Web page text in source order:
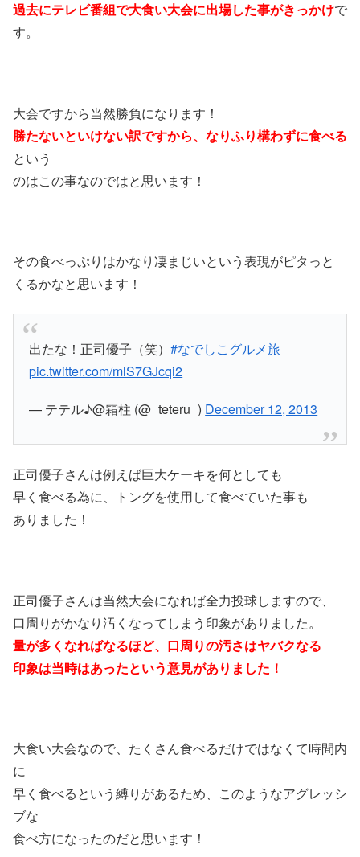
過去にテレビ番組で大食い大会に出場した事がきっかけで
す。
大会ですから当然勝負になります！
勝たないといけない訳ですから、なりふり構わずに食べる
という
のはこの事なのではと思います！
その食べっぷりはかなり凄まじいという表現がピタっと
くるかなと思います！
出たな！正司優子（笑）#なでしこグルメ旅
pic.twitter.com/mlS7GJcqi2
— テテル♪@霜柱 (@_teteru_) December 12, 2013
正司優子さんは例えば巨大ケーキを何としても
早く食べる為に、トングを使用して食べていた事も
ありました！
正司優子さんは当然大会になれば全力投球しますので、
口周りがかなり汚くなってしまう印象がありました。
量が多くなればなるほど、口周りの汚さはヤバクなる
印象は当時はあったという意見がありました！
大食い大会なので、たくさん食べるだけではなくて時間内
に
早く食べるという縛りがあるため、このようなアグレッシ
ブな
食べ方になったのだと思います！